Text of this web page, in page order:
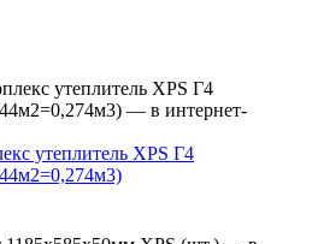
утеплитель XPS Г4